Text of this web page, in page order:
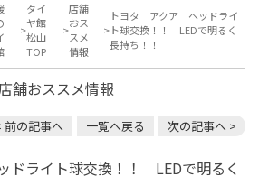
タイ
ヤ館
松山
TOP
店舗
おス
スメ
情報
トヨタ アクア ヘッドライ
ト球交換！！ LEDで明るく
長持ち！！
舗おススメ情報
前の記事へ 一覧へ戻る 次の記事へ >
ライト球交換！！ LEDで明るく